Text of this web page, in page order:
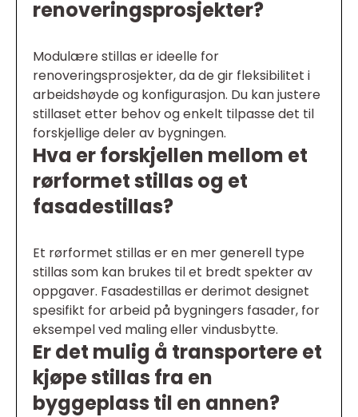
renoveringsprosjekter?
Modulære stillas er ideelle for
renoveringsprosjekter, da de gir fleksibilitet i
arbeidshøyde og konfigurasjon. Du kan justere
stillaset etter behov og enkelt tilpasse det til
forskjellige deler av bygningen.
Hva er forskjellen mellom et
rørformet stillas og et
fasadestillas?
Et rørformet stillas er en mer generell type
stillas som kan brukes til et bredt spekter av
oppgaver. Fasadestillas er derimot designet
spesifikt for arbeid på bygningers fasader, for
eksempel ved maling eller vindusbytte.
Er det mulig å transportere et
kjøpe stillas fra en
byggeplass til en annen?